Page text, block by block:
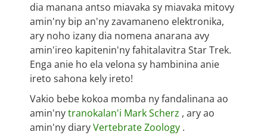
dia manana antso miavaka sy miavaka mitovy
amin'ny bip an'ny zavamaneno elektronika,
ary noho izany dia nomena anarana avy
amin'ireo kapitenin'ny fahitalavitra Star Trek.
Enga anie ho ela velona sy hambinina anie
ireto sahona kely ireto!
Vakio bebe kokoa momba ny fandalinana ao
amin'nytranokalan'i Mark Scherz , ary ao
amin'ny diaryVertebrate Zoology .